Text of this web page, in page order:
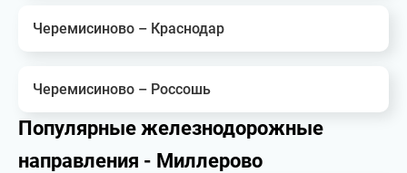
Черемисиново – Краснодар
Черемисиново – Россошь
Популярные железнодорожные
направления - Миллерово